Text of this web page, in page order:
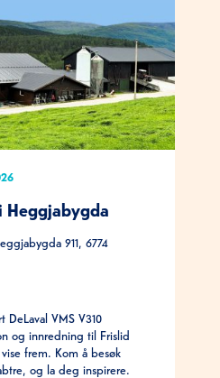
DeLaval VMS V310
og innredning til Frislid
frem. Kom å besøk
og la deg inspirere.